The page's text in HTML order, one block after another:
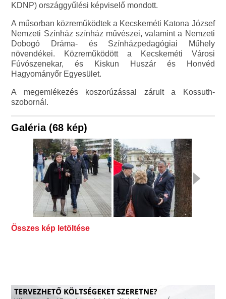
KDNP) országgyűlési képviselő mondott.
A műsorban közreműködtek a Kecskeméti Katona József
Nemzeti Színház színház művészei, valamint a Nemzeti
Dobogó Dráma- és Színházpedagógiai Műhely
növendékei. Közreműködött a Kecskeméti Városi
Fúvószenekar, és Kiskun Huszár és Honvéd
Hagyományőr Egyesület.
A megemlékezés koszorúzással zárult a Kossuth-
szobornál.
Galéria (68 kép)
Összes kép letöltése